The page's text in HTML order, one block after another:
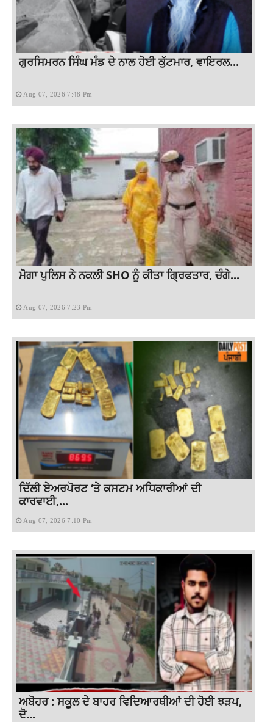
ਗੁਰਸਿਮਰਨ ਸਿੰਘ ਮੰਡ ਦੇ ਨਾਲ ਹੋਈ ਕੁੱਟਮਾਰ, ਵਾਇਰਲ...
Aug 07, 2026 7:48 Pm
ਮੋਗਾ ਪੁਲਿਸ ਨੇ ਨਕਲੀ SHO ਨੂੰ ਕੀਤਾ ਗ੍ਰਿਫਤਾਰ, ਚੰਗੇ...
Aug 07, 2026 7:23 Pm
ਦਿੱਲੀ ਏਅਰਪੋਰਟ ‘ਤੇ ਕਸਟਮ ਅਧਿਕਾਰੀਆਂ ਦੀ
ਕਾਰਵਾਈ,...
Aug 07, 2026 7:10 Pm
ਅਬੋਹਰ : ਸਕੂਲ ਦੇ ਬਾਹਰ ਵਿਦਿਆਰਥੀਆਂ ਦੀ ਹੋਈ ਝੜਪ,
ਦੋ...